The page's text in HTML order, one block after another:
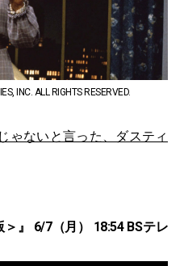
INC. ALL RIGHTS RESERVED.
ゃないと言った、ダスティ
＞』 6/7（月） 18:54 BSテレ